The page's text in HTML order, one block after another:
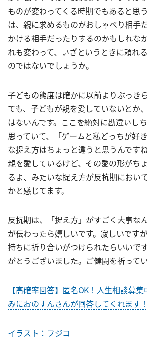
ものが変わってくる時期でもあると思
は、親に求めるものがおしゃべり相手
かける相手だったりするのかもしれな
れも変わって、いざというときに頼れ
のではないでしょうか。
子どもの態度は確かに以前よりぶっき
ても、子どもが親を愛していないとか
はないんです。ここを絶対に勘違いし
思っていて、「ゲームと私どっちが好
な捉え方はちょっと違うと思うんです
親を愛しているけど、その愛の形がち
るよ、みたいな捉え方が反抗期におい
かと感じてます。
反抗期は、「捉え方」がすごく大事な
が伝わったら嬉しいです。寂しいです
持ちに折り合いがつけられたらいいで
がとうございました。ご健闘を祈ってい
【高確率回答】匿名OK！人生相談募
みにおのすんさんが回答してくれます！
イラスト：フジコ